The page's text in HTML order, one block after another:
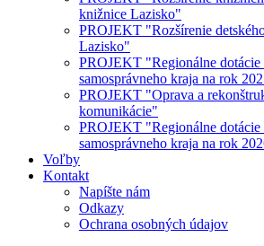
knižnice Lazisko"
PROJEKT "Rozšírenie
Lazisko"
PROJEKT "Regionálne
samosprávneho kraja na rok
PROJEKT "Oprava a
komunikácie"
PROJEKT "Regionálne
samosprávneho kraja na rok
Voľby
Kontakt
Napíšte nám
Odkazy
Ochrana osobných údajov